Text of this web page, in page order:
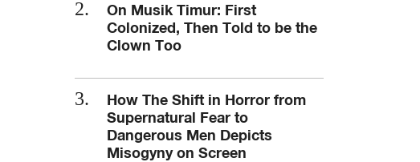
On Musik Timur: First
Colonized, Then Told to be the
Clown Too
How The Shift in Horror from
Supernatural Fear to
Dangerous Men Depicts
Misogyny on Screen